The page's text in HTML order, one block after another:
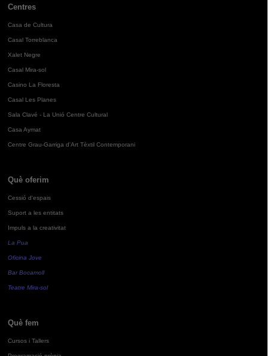
Centres
Casa de Cultura
Casal Torreblanca
Xalet Negre
Casal Mira-sol
Casino La Floresta
Casal Les Planes
Sala Clavé - La Unió Centre Cultural
Casa Aymat
Centre Grau-Garriga d'Art Tèxtil Contemporani
Què oferim
Cessió d'espais
Suport a les entitats
Impuls a la creativitat
La Pua
Oficina Jove
Bar Bocamoll
Teatre Mira-sol
Què fem
Cursos i Tallers